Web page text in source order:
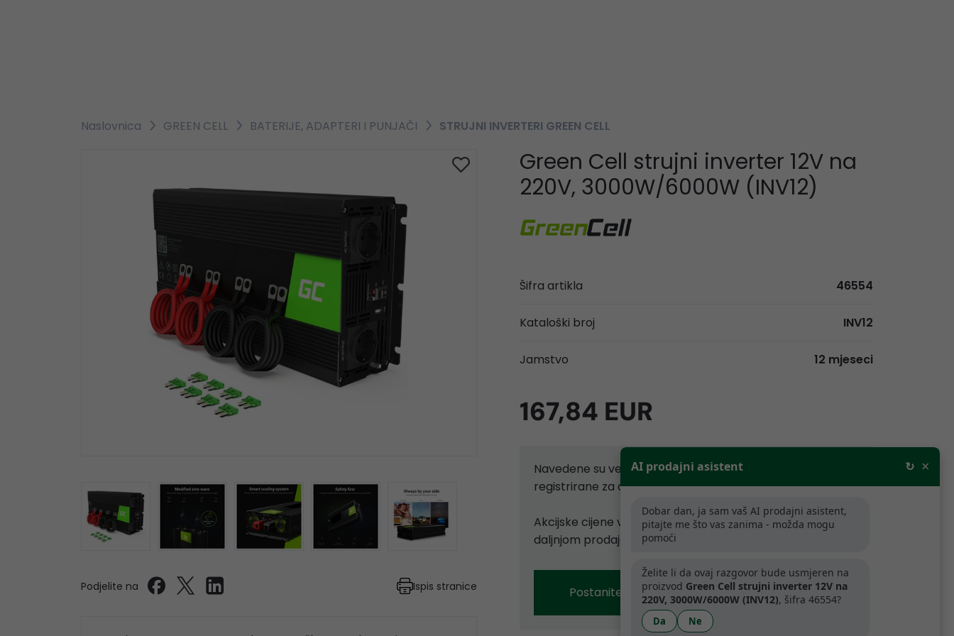
Naslovnica GREEN CELL BATERIJE, ADAPTERI I PUNJAČI STRUJNI INVERTERI GREEN CELL
Podjelite na Ispis stranice
Green Cell strujni inverter 12V na
220V, 3000W/6000W (INV12)
Šifra artikla 46554
Kataloški broj INV12
Jamstvo 12 mjeseci
167,84 EUR
Navedene su veleprodajne cijene bez PDV-a. Za tvrtke
registrirane za daljnju prodaju odobravamo popuste.
Akcijske cijene vrijede samo za tvrtke koje se bave
daljnjom prodajom.
Postanite partner
AI prodajni asistent ↻ ×
Dobar dan, ja sam vaš AI prodajni asistent,
pitajte me što vas zanima - možda mogu
pomoći
Želite li da ovaj razgovor bude usmjeren na
proizvod Green Cell strujni inverter 12V na
220V, 3000W/6000W (INV12), šifra 46554?
Da Ne